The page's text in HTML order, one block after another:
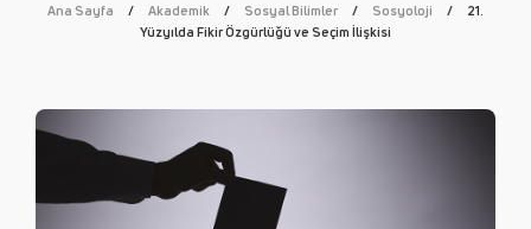
Ana Sayfa Akademik Sosyal Bilimler Sosyoloji
21.
Yüzyılda Fikir Özgürlüğü ve Seçim İlişkisi